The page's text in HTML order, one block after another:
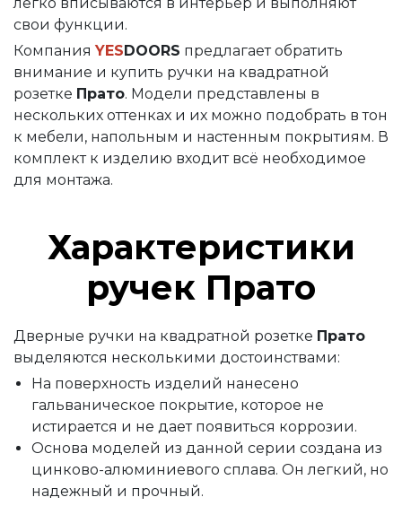
свои функции.
Компания YESDOORS предлагает обратить
внимание и купить ручки на квадратной
розетке Прато. Модели представлены в
нескольких оттенках и их можно подобрать в тон
к мебели, напольным и настенным покрытиям. В
комплект к изделию входит всё необходимое
для монтажа.
Характеристики
ручек Прато
Дверные ручки на квадратной розетке Прато
выделяются несколькими достоинствами:
На поверхность изделий нанесено
гальваническое покрытие, которое не
истирается и не дает появиться коррозии.
Основа моделей из данной серии создана из
цинково-алюминиевого сплава. Он легкий, но
надежный и прочный.